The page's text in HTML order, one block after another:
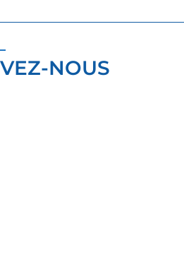
NOUS